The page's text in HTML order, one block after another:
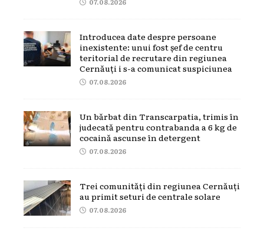
Introducea date despre persoane
inexistente: unui fost șef de centru
teritorial de recrutare din regiunea
Cernăuți i s-a comunicat suspiciunea
07.08.2026
Un bărbat din Transcarpatia, trimis în
judecată pentru contrabanda a 6 kg de
cocaină ascunse în detergent
07.08.2026
Trei comunități din regiunea Cernăuți
au primit seturi de centrale solare
07.08.2026